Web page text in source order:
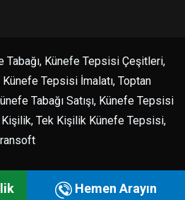
Künefe Tepsisi Çeşitleri,
Tepsisi İmalatı, Toptan
Tabağı Satışı, Künefe Tepsisi
Tek Kişilik Künefe Tepsisi,
Hemen Arayın